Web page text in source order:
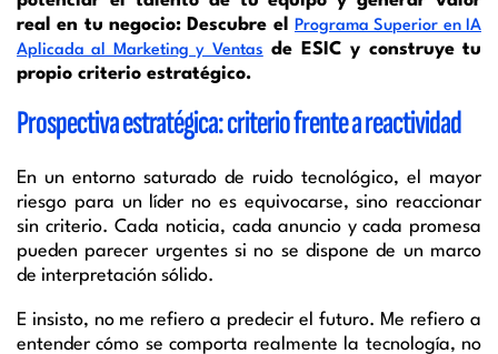
real en tu negocio: Descubre el Programa Superior en IA
Aplicada al Marketing y Ventas de ESIC y construye tu
propio criterio estratégico.
Prospectiva estratégica: criterio frente a reactividad
En un entorno saturado de ruido tecnológico, el mayor
riesgo para un líder no es equivocarse, sino reaccionar
sin criterio. Cada noticia, cada anuncio y cada promesa
pueden parecer urgentes si no se dispone de un marco
de interpretación sólido.
E insisto, no me refiero a predecir el futuro. Me refiero a
entender cómo se comporta realmente la tecnología, no